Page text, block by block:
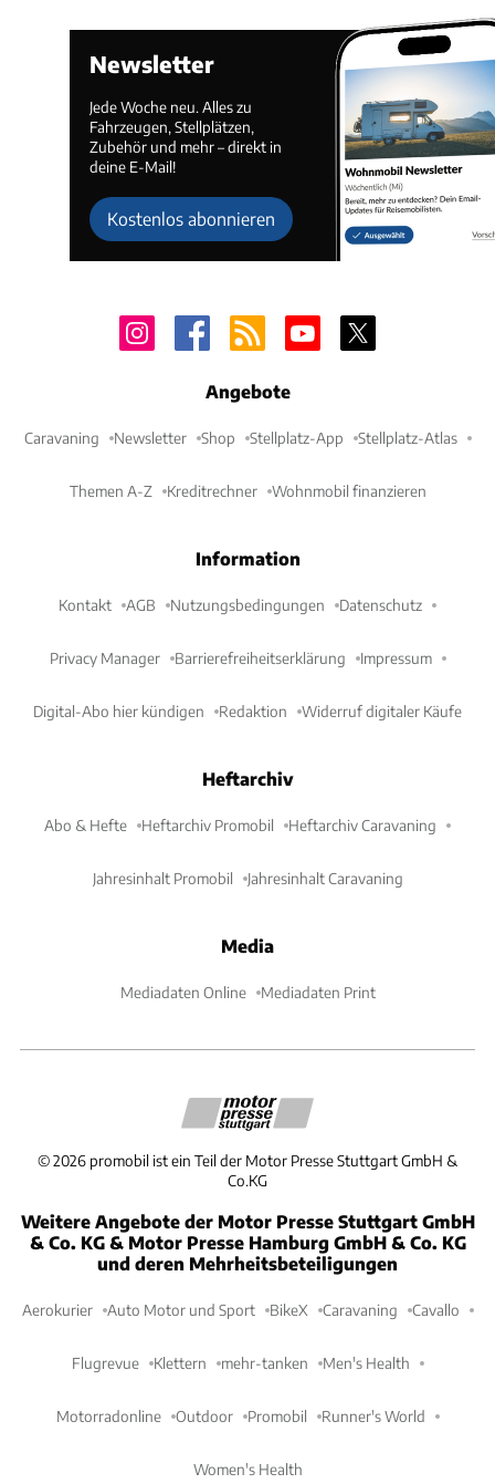
Newsletter
Jede Woche neu. Alles zu
Fahrzeugen, Stellplätzen,
Zubehör und mehr – direkt in
deine E-Mail!
Kostenlos abonnieren
Angebote
Caravaning Newsletter Shop Stellplatz-App Stellplatz-Atlas
Themen A-Z Kreditrechner Wohnmobil finanzieren
Information
Kontakt AGB Nutzungsbedingungen Datenschutz
Privacy Manager Barrierefreiheitserklärung Impressum
Digital-Abo hier kündigen Redaktion Widerruf digitaler Käufe
Heftarchiv
Abo & Hefte Heftarchiv Promobil Heftarchiv Caravaning
Jahresinhalt Promobil Jahresinhalt Caravaning
Media
Mediadaten Online Mediadaten Print
©2026 promobil ist ein Teil der Motor Presse Stuttgart GmbH &
Co.KG
Weitere Angebote der Motor Presse Stuttgart GmbH
& Co. KG & Motor Presse Hamburg GmbH & Co. KG
und deren Mehrheitsbeteiligungen
Aerokurier Auto Motor und Sport BikeX Caravaning Cavallo
Flugrevue Klettern mehr-tanken Men's Health
Motorradonline Outdoor Promobil Runner's World
Women's Health